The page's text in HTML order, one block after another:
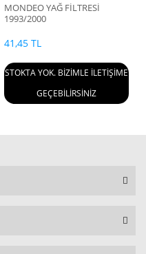
MONDEO YAĞ FİLTRESİ
1993/2000
41,45 TL
STOKTA YOK. BİZİMLE İLETİŞİME
GEÇEBİLİRSİNİZ